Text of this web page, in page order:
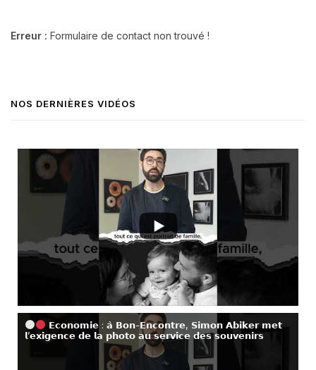
Erreur : Formulaire de contact non trouvé !
NOS DERNIÈRES VIDÉOS
𝗘𝗰𝗼𝗻𝗼𝗺𝗶𝗲 : 𝗮̀ 𝗕𝗼𝗻-𝗘𝗻𝗰𝗼𝗻𝘁𝗿𝗲, 𝗦𝗶𝗺𝗼𝗻 𝗔𝗯𝗶𝗸𝗲𝗿 𝗺𝗲𝘁
𝗹’𝗲𝘅𝗶𝗴𝗲𝗻𝗰𝗲 𝗱𝗲 𝗹𝗮 𝗽𝗵𝗼𝘁𝗼 𝗮𝘂 𝘀𝗲𝗿𝘃𝗶𝗰𝗲 𝗱𝗲𝘀 𝘀𝗼𝘂𝘃𝗲𝗻𝗶𝗿𝘀